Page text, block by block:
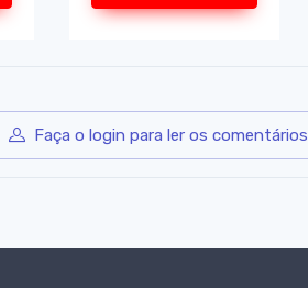
Faça o login para ler os comentários